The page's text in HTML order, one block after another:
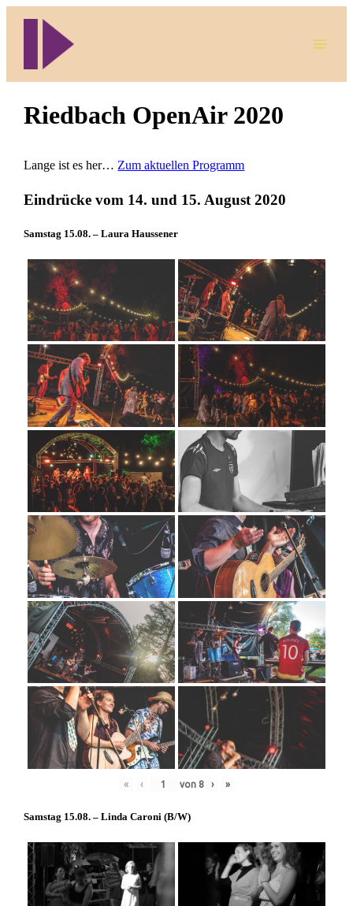
Riedbach OpenAir 2020
Lange ist es her… Zum aktuellen Programm
Eindrücke vom 14. und 15. August 2020
Samstag 15.08. – Laura Haussener
« ‹ von 8 › »
Samstag 15.08. – Linda Caroni (B/W)